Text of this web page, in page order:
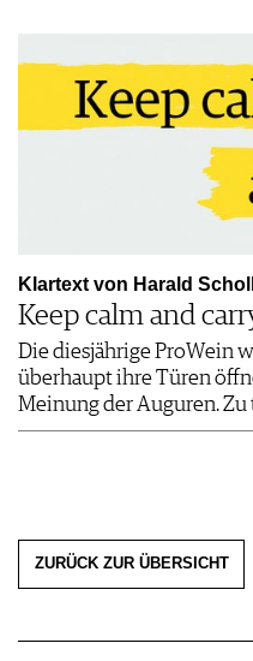
Klartext von Harald Scholl
Keep calm and
Die diesjährige ProWein
überhaupt ihre Türen
Meinung der Auguren. Zu
ZURÜCK ZUR ÜBERSICHT